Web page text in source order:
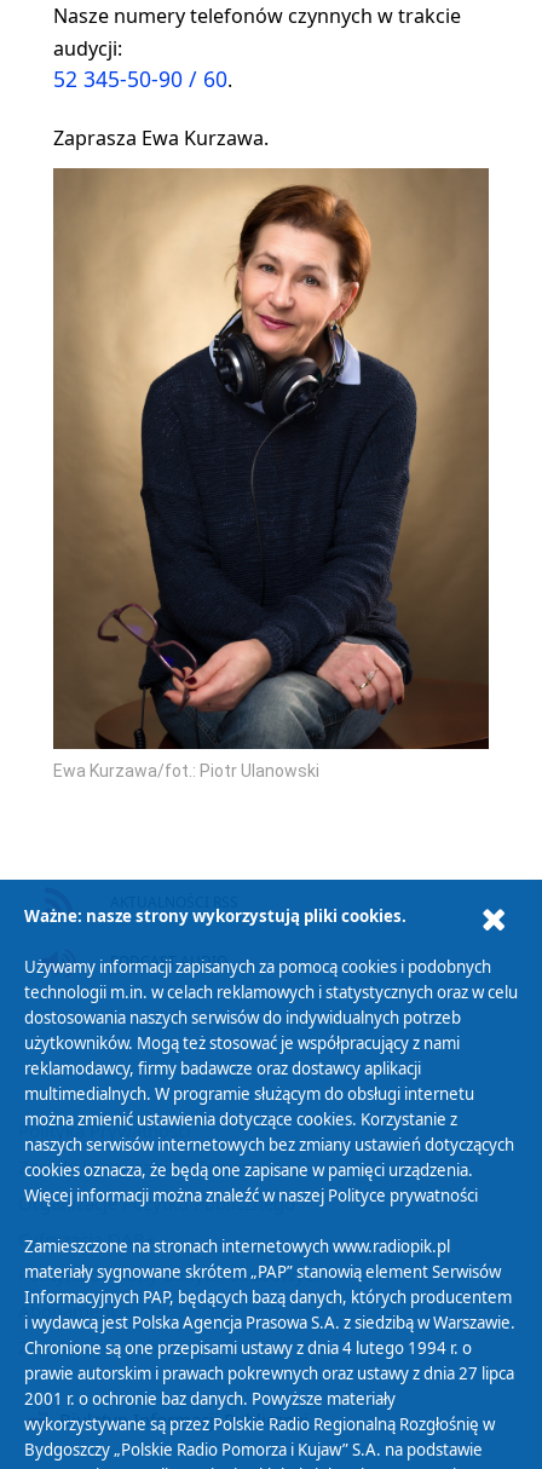
Nasze numery telefonów czynnych w trakcie
audycji:
52 345-50-90 / 60.
Zaprasza Ewa Kurzawa.
Ewa Kurzawa/fot.: Piotr Ulanowski
PODCAST AUDIO
Polityka Prywatności
Zasady korzystania z Serwisu
Organizacje Pożytku Publicznego
Cyfryzacja DAB+
Polityka ochrony danych osobowych
Abonament
Zamówienia publiczne
Biuletyn Informacji Publicznej
Ważne: nasze strony wykorzystują pliki cookies.
Używamy informacji zapisanych za pomocą cookies i podobnych
technologii m.in. w celach reklamowych i statystycznych oraz w celu
dostosowania naszych serwisów do indywidualnych potrzeb
użytkowników. Mogą też stosować je współpracujący z nami
reklamodawcy, firmy badawcze oraz dostawcy aplikacji
multimedialnych. W programie służącym do obsługi internetu
można zmienić ustawienia dotyczące cookies. Korzystanie z
naszych serwisów internetowych bez zmiany ustawień dotyczących
cookies oznacza, że będą one zapisane w pamięci urządzenia.
Więcej informacji można znaleźć w naszej Polityce prywatności
Zamieszczone na stronach internetowych www.radiopik.pl
materiały sygnowane skrótem „PAP” stanowią element Serwisów
Informacyjnych PAP, będących bazą danych, których producentem
i wydawcą jest Polska Agencja Prasowa S.A. z siedzibą w Warszawie.
Chronione są one przepisami ustawy z dnia 4 lutego 1994 r. o
prawie autorskim i prawach pokrewnych oraz ustawy z dnia 27 lipca
2001 r. o ochronie baz danych. Powyższe materiały
wykorzystywane są przez Polskie Radio Regionalną Rozgłośnię w
Bydgoszczy „Polskie Radio Pomorza i Kujaw” S.A. na podstawie